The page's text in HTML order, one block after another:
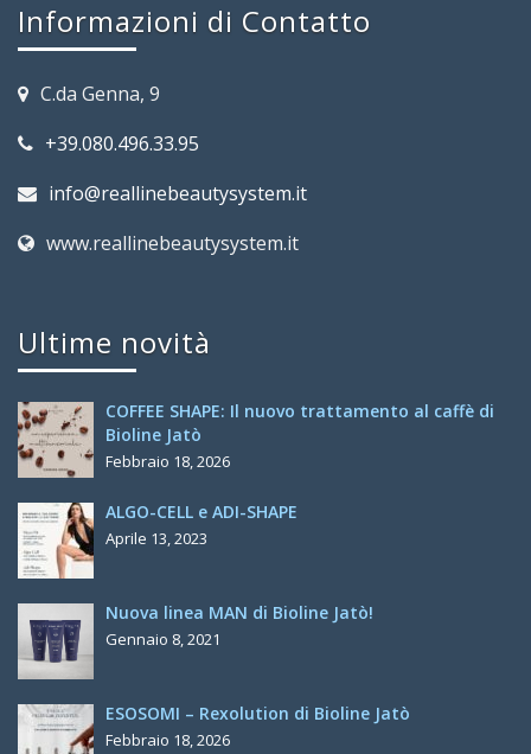
Informazioni di Contatto
C.da Genna, 9
+39.080.496.33.95
info@reallinebeautysystem.it
www.reallinebeautysystem.it
Ultime novità
COFFEE SHAPE: Il nuovo trattamento al caffè di
Bioline Jatò
Febbraio 18, 2026
ALGO-CELL e ADI-SHAPE
Aprile 13, 2023
Nuova linea MAN di Bioline Jatò!
Gennaio 8, 2021
ESOSOMI – Rexolution di Bioline Jatò
Febbraio 18, 2026